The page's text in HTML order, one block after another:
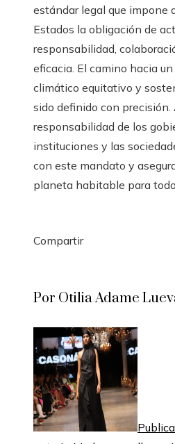
estándar legal que impone
Estados la obligación de
responsabilidad,
eficacia. El camino hacia
climático equitativo y
sido definido con precisión.
responsabilidad de los
instituciones y las
con este mandato y
planeta habitable para
Compartir
Por Otilia Adame